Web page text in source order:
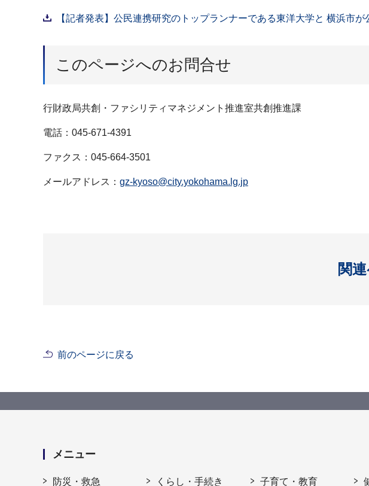
【記者発表】公民連携研究のトップランナーである東洋大学と 横浜市
このページへのお問合せ
行財政局共創・ファシリティマネジメント推進室共創推進課
電話：045-671-4391
ファクス：045-664-3501
メールアドレス： gz-kyoso@city.yokohama.lg.jp
関
前のページに戻る
メニュー
防災・救急 くらし・手続き 子育て・教育